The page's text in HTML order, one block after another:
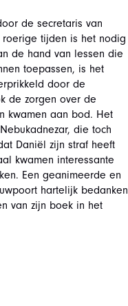
de secretaris van
roerige tijden is het nodig
de hand van lessen die
toepassen, is het
door de
de zorgen over de
kwamen aan bod. Het
die toch
Daniël zijn straf heeft
kwamen interessante
Een geanimeerde en
hartelijk bedanken
van zijn boek in het